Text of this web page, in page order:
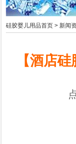
硅胶婴儿用品首页 > 新闻
【酒店